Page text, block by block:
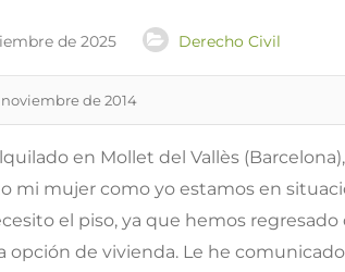
de 2025 Derecho Civil
de 2014
en Mollet del Vallès
mi mujer como yo estamos en
el piso, ya que hemos regresado
opción de vivienda. Le he